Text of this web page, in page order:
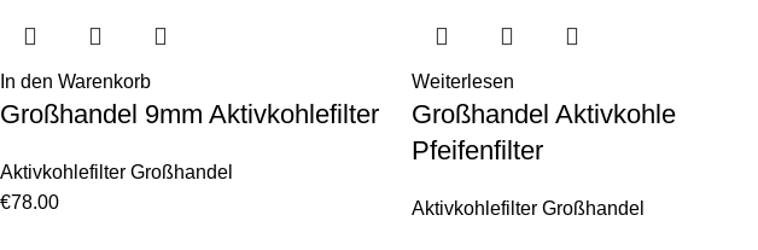
In den Warenkorb
Großhandel 9mm Aktivkohlefilter
Aktivkohlefilter Großhandel
€78.00
Weiterlesen
Großhandel Aktivkohle
Pfeifenfilter
Aktivkohlefilter Großhandel